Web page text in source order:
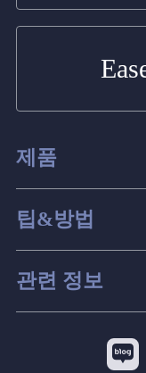
제품
데이터 복구
파티션 관
스크린 레
백업&복원
팁&방법
컴퓨터 데
맥 데이터
디스크 파
관련 정보